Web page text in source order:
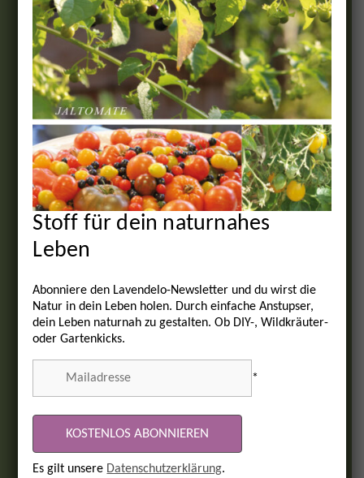
Stoff für dein naturnahes
Leben
Abonniere den Lavendelo-Newsletter und du wirst die
Natur in dein Leben holen. Durch einfache Anstupser,
dein Leben naturnah zu gestalten. Ob DIY-, Wildkräuter-
oder Gartenkicks.
*
Es gilt unsere Datenschutzerklärung.